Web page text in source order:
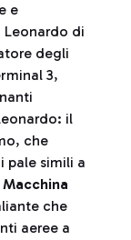
e
Leonardo di
degli
3,
il
che
pale simili a
Macchina
che
aeree a